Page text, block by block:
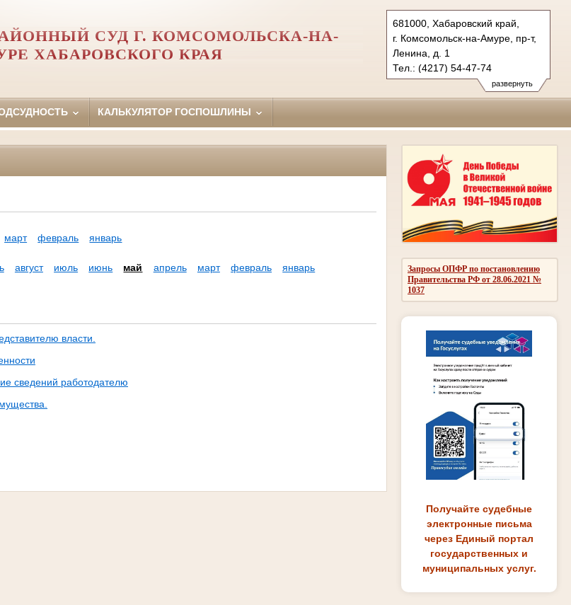
развернуть
681000, Хабаровский край,
г. Комсомольск-на-Амуре, пр-т,
Ленина, д. 1
Тел.: (4217) 54-47-74
centralny.hbr@sudrf.ru
СУД Г. КОМСОМОЛЬСКА-НА-
ХАБАРОВСКОГО КРАЯ
КАЛЬКУЛЯТОР ГОСПОШЛИНЫ
Запросы ОПФР по постановлению
Правительства РФ от 28.06.2021 №
1037
Получайте судебные
электронные письма
через Единый портал
государственных и
муниципальных услуг.
март февраль
январь
август июль июнь май апрель март февраль
январь
власти.
сведений работодателю